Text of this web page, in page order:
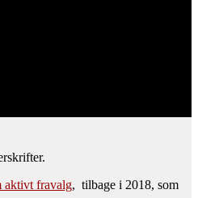
aktivt fravalg, tilbage i 2018, som